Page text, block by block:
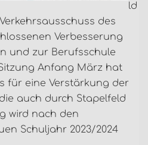
ld
des
Verbesserung
und zur Berufsschule
Anfang März hat
für eine Verstärkung der
auch durch Stapelfeld
wird nach den
Schuljahr 2023/2024